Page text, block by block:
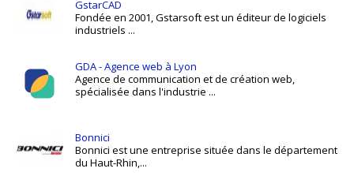
GstarCAD
Fondée en 2001, Gstarsoft est un éditeur de logiciels
industriels ...
GDA - Agence web à Lyon
Agence de communication et de création web,
spécialisée dans l'industrie ...
Bonnici
Bonnici est une entreprise située dans le département
du Haut-Rhin,...